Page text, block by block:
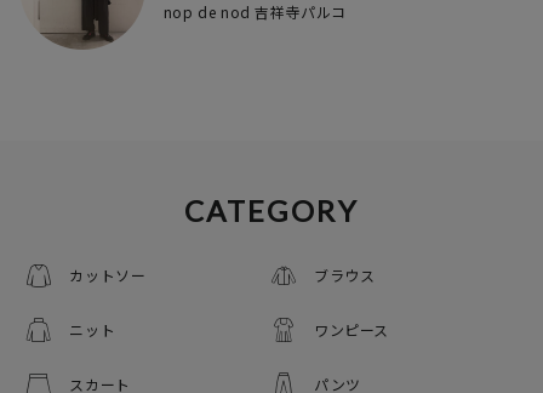
nop de nod 吉祥寺パルコ
CATEGORY
カットソー ブラウス
ニット ワンピース
スカート パンツ